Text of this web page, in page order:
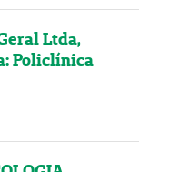
Ltda,
Policlínica